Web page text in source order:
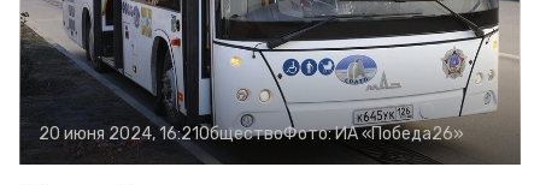
20 июня 2024, 16:21ОбществоФото:ИА «Победа26»